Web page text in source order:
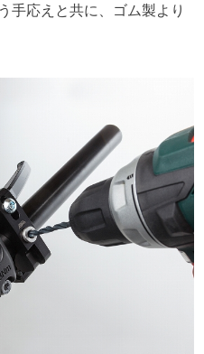
手応えと共に、ゴム製より